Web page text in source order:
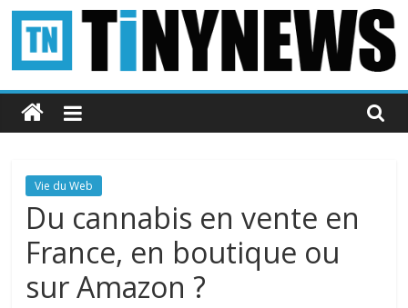
Passer
contenu
Tinynews
Le
belge
connecté
Vie du Web
Du cannabis en vente en
France, en boutique ou
sur Amazon ?